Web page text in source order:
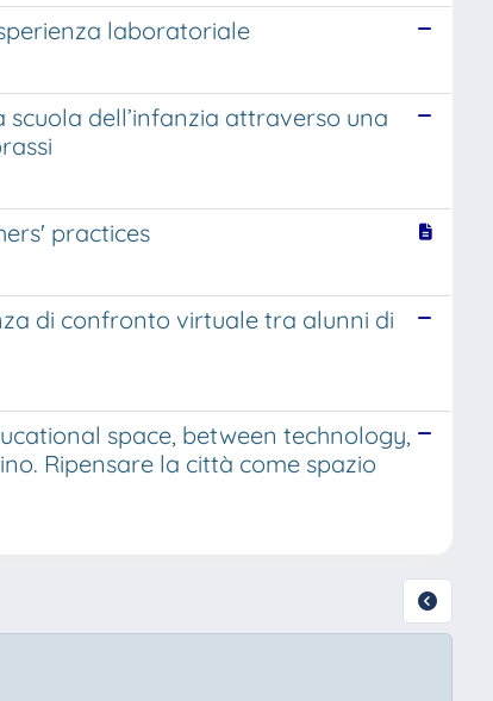
laboratoriale
dell’infanzia attraverso una
practices
di confronto virtuale tra alunni di
space, between technology,
Ripensare la città come spazio